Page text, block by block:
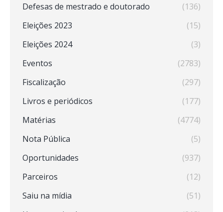
Defesas de mestrado e doutorado
(136)
Eleições 2023
(15)
Eleições 2024
(3)
Eventos
(2783)
Fiscalização
(297)
Livros e periódicos
(177)
Matérias
(4774)
Nota Pública
(5)
Oportunidades
(937)
Parceiros
(12)
Saiu na mídia
(51)